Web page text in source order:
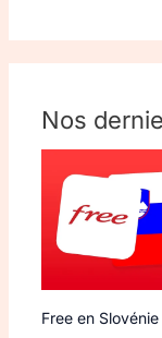
Nos
Free en